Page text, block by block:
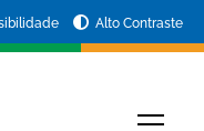
Alto Contraste